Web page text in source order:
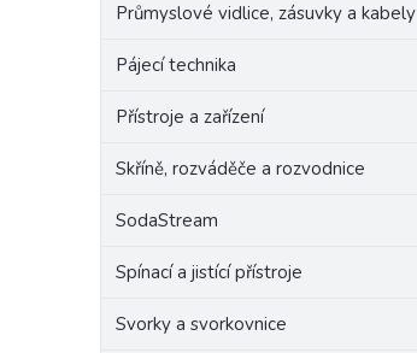
Průmyslové vidlice, zásuvky a kabely
Pájecí technika
Přístroje a zařízení
Skříně, rozváděče a rozvodnice
SodaStream
Spínací a jistící přístroje
Svorky a svorkovnice